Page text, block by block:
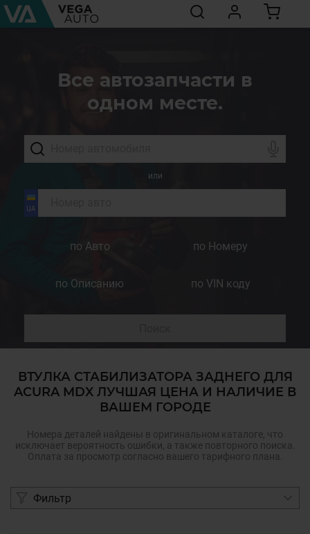
Все автозапчасти в
одном месте.
или
по Авто по Номеру
по Описанию по VIN коду
ВТУЛКА СТАБИЛИЗАТОРА ЗАДНЕГО ДЛЯ
ACURA MDX ЛУЧШАЯ ЦЕНА И НАЛИЧИЕ В
ВАШЕМ ГОРОДЕ
Номера деталей найдены в оригинальном каталоге, что
исключает вероятность ошибки, а также повторного поиска.
Оплата за просмотр согласно вашего тарифного плана.
Фильтр